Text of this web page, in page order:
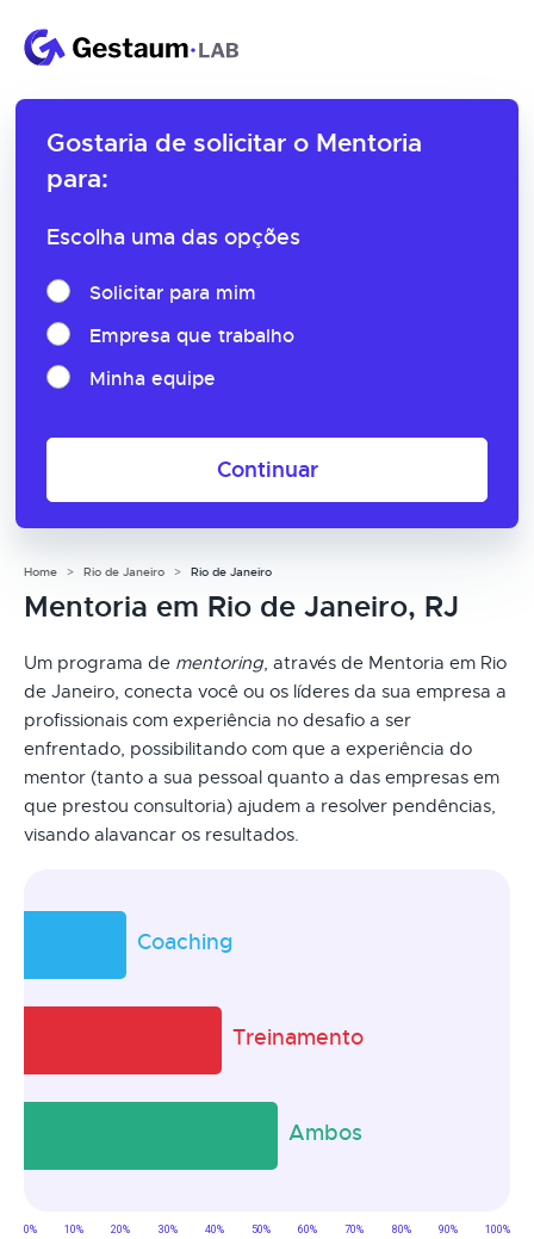
Gostaria de solicitar o Mentoria
para:
Escolha uma das opções
Solicitar para mim
Empresa que trabalho
Minha equipe
Continuar
Home Rio de Janeiro Rio de Janeiro
Mentoria em Rio de Janeiro, RJ
Um programa de mentoring, através de Mentoria em Rio
de Janeiro, conecta você ou os líderes da sua empresa a
profissionais com experiência no desafio a ser
enfrentado, possibilitando com que a experiência do
mentor (tanto a sua pessoal quanto a das empresas em
que prestou consultoria) ajudem a resolver pendências,
visando alavancar os resultados.